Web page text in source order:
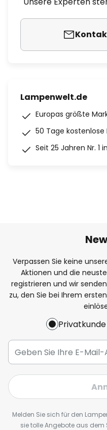
Lampenwelt.de
Europas größte
50 Tage kostenlose
Seit 25 Jahren Nr. 1
Verpassen Sie keine
Aktionen und die
registrieren und wir
zu, den Sie bei Ihrem
Privatkunde
Melden Sie sich für den
sie tolle Angebote aus dem